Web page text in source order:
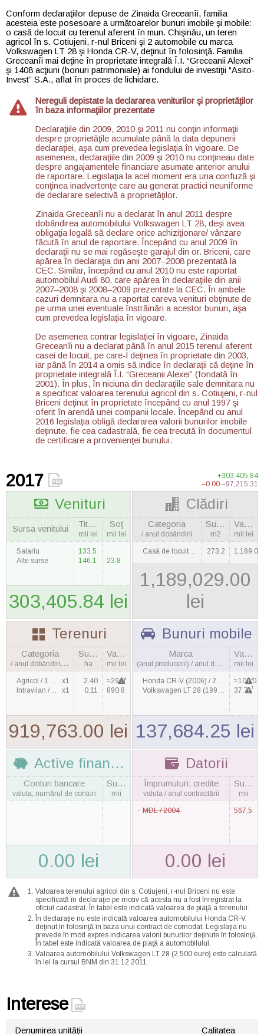
Conform declaraţiilor depuse de Zinaida Greceanîi, familia
acesteia este posesoare a următoarelor bunuri imobile şi mobile:
o casă de locuit cu terenul aferent în mun. Chişinău, un teren
agricol în s. Cotiujeni, r-nul Briceni şi 2 automobile cu marca
Volkswagen LT 28 şi Honda CR-V, deţinut în folosinţă. Familia
Greceanîi mai deţine în proprietate integrală Î.I. “Greceanii Alexei”
şi 1408 acţiuni (bonuri patrimoniale) ai fondului de investiţii “Asito-
Invest” S.A., aflat în proces de lichidare.
Nereguli depistate la declararea veniturilor şi proprietăţilor
în baza informaţiilor prezentate
Declaraţiile din 2009, 2010 şi 2011 nu conţin informaţii
despre proprietăţile acumulate până la data depunerii
declaraţiei, aşa cum prevedea legislaţia în vigoare. De
asemenea, declaraţiile din 2009 şi 2010 nu conţineau date
despre angajamentele financiare asumate anterior anului
de raportare. Legislaţia la acel moment era una confuză şi
conţinea inadvertenţe care au generat practici neuniforme
de declarare selectivă a proprietăţilor.
Zinaida Greceanîi nu a declarat în anul 2011 despre
dobândirea automobilului Volkswagen LT 28, deşi avea
obligaţia legală să declare orice achiziţionare/ vânzare
făcută în anul de raportare. Începând cu anul 2009 în
declaraţii nu se mai regăseşte garajul din or. Briceni, care
apărea în declaraţia din anii 2007–2008 prezentată la
CEC. Similar, începând cu anul 2010 nu este raportat
automobilul Audi 80, care apărea în declaraţiile din anii
2007–2008 şi 2008–2009 prezentate la CEC. În ambele
cazuri demnitara nu a raportat careva venituri obţinute de
pe urma unei eventuale înstrăinări a acestor bunuri, aşa
cum prevedea legislaţia în vigoare.
De asemenea contrar legislaţiei în vigoare, Zinaida
Greceanîi nu a declarat până în anul 2015 terenul aferent
casei de locuit, pe care-l deţinea în proprietate din 2003,
iar până în 2014 a omis să indice în declaraţii că deţine în
proprietate integrală Î.I. “Greceanii Alexei” (fondată în
2001). În plus, în niciuna din declaraţiile sale demnitara nu
a specificat valoarea terenului agricol din s. Cotiujeni, r-nul
Briceni deţinut în proprietate începând cu anul 1997 şi
oferit în arendă unei companii locale. Începând cu anul
2016 legislaţia obligă declararea valorii bunurilor imobile
deţinute, fie cea cadastrală, fie cea trecută în documentul
de certificare a provenienţei bunului.
2017
+303,405.84
–0.00 –97,215.31
Venituri
Sursa venitului Titulara
mii lei
Soţ
mii lei
Salariu
Alte surse
133.5
146.1
23.8
303,405.84 lei
Clădiri
Categoria
/ anul dobândirii
Suprafaţa
m2
Valoarea
mii lei
Casă de locuit / 2007 273.2 1,189.0
1,189,029.00
lei
Terenuri
Categoria
/ anul dobândirii, cantitatea
Suprafaţa
ha
Valoarea
mii lei
Agricol / 1998
x1
Intravilan / 2003
x1
2.40
0.11
≈29.01
890.8
919,763.00 lei
Bunuri mobile
Marca
(anul producerii) / anul dobândirii
Valoarea
mii lei
Honda CR-V (2006) / 2015
Volkswagen LT 28 (1999) / 2011
≈100.0
2
37.7 3
137,684.25 lei
Active financiare
Conturi bancare
valuta, numărul de conturi
Suma
mii
0.00 lei
Datorii
Împrumuturi, credite
valuta / anul contractării
Suma
mii
MDL / 2004 567.5
0.00 lei
Valoarea terenului agricol din s. Cotiujeni, r-nul Briceni nu este
specificată în declaraţie pe motiv că acesta nu a fost înregistrat la
oficiul cadastral. În tabel este indicată valoarea de piaţă a terenului.
În declaraţie nu este indicată valoarea automobilului Honda CR-V,
deţinut în folosinţă în baza unui contract de comodat. Legislaţia nu
prevede în mod expres indicarea valorii bunurilor deţinute în folosinţă.
În tabel este indicată valoarea de piaţă a automobilului.
Valoarea automobilului Volkswagen LT 28 (2,500 euro) este calculată
în lei la cursul BNM din 31.12.2011.
Interese
Denumirea unităţii Calitatea